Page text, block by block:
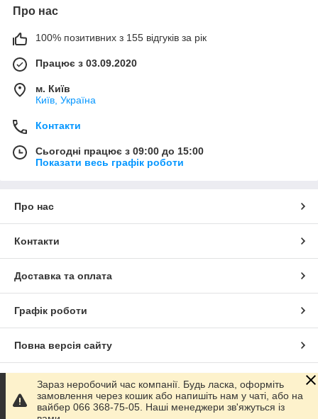
Про нас
100% позитивних з 155 відгуків за рік
Працює з 03.09.2020
м. Київ
Київ, Україна
Контакти
Сьогодні працює з 09:00 до 15:00
Показати весь графік роботи
Про нас
Контакти
Доставка та оплата
Графік роботи
Повна версія сайту
Сайт створено на маркетплейсіProm.ua
Політика конфіденційності
Зараз неробочий час компанії. Будь ласка, оформіть
замовлення через кошик або напишіть нам у чаті, або на
вайбер 066 368-75-05. Наші менеджери зв'яжуться із